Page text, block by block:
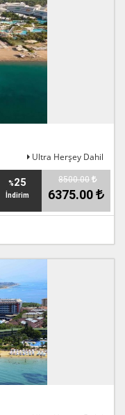
Ultra Herşey Dahil
%25
İndirim
8500.00
6375.00